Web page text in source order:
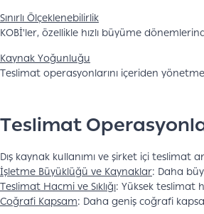
Sınırlı Ölçeklenebilirlik
KOBİ'ler, özellikle hızlı büyüme
Kaynak Yoğunluğu
Teslimat operasyonlarını içeriden
Teslimat
Dış kaynak kullanımı ve şirket içi
İşletme Büyüklüğü ve Kaynaklar: Daha
Teslimat Hacmi ve Sıklığı: Yüksek teslimat
Coğrafi Kapsam: Daha geniş coğrafi